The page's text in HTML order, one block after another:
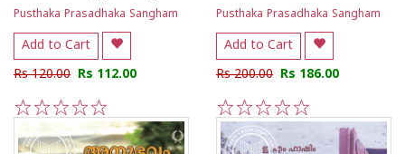
Pusthaka Prasadhaka Sangham
Add to Cart
Rs 120.00 Rs 112.00
5
3
Pusthaka Prasadhaka Sangham
Add to Cart
Rs 200.00 Rs 186.00
5
4
3
2
1